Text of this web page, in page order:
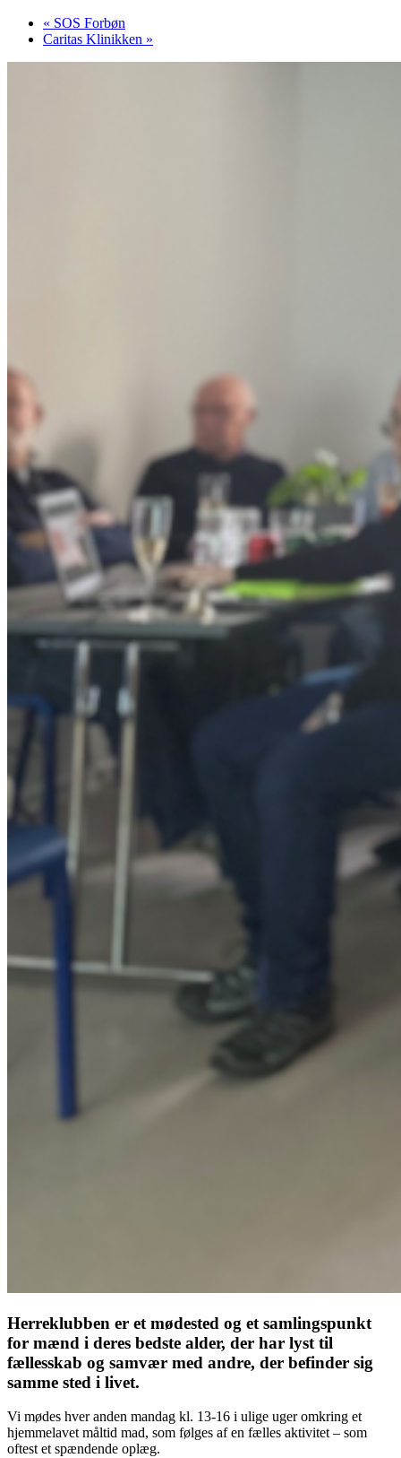
« SOS Forbøn
Caritas Klinikken »
Herreklubben er et mødested og et samlingspunkt
for mænd i deres bedste alder, der har lyst til
fællesskab og samvær med andre, der befinder sig
samme sted i livet.
Vi mødes hver anden mandag kl. 13-16 i ulige uger omkring et
hjemmelavet måltid mad, som følges af en fælles aktivitet – som
oftest et spændende oplæg.